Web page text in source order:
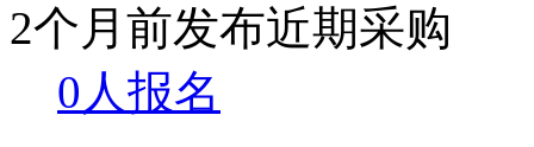
2个月前发布近期采购
0人报名